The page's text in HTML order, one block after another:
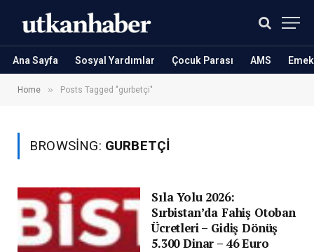
Ana Sayfa Sosyal Yardımlar Çocuk Parası AMS
Home » Posts Tagged "gurbetçi"
BROWSING: GURBETÇI
Sıla Yolu 2026:
Sırbistan’da Fahiş Otoban
Ücretleri – Gidiş Dönüş
5.300 Dinar – 46 Euro